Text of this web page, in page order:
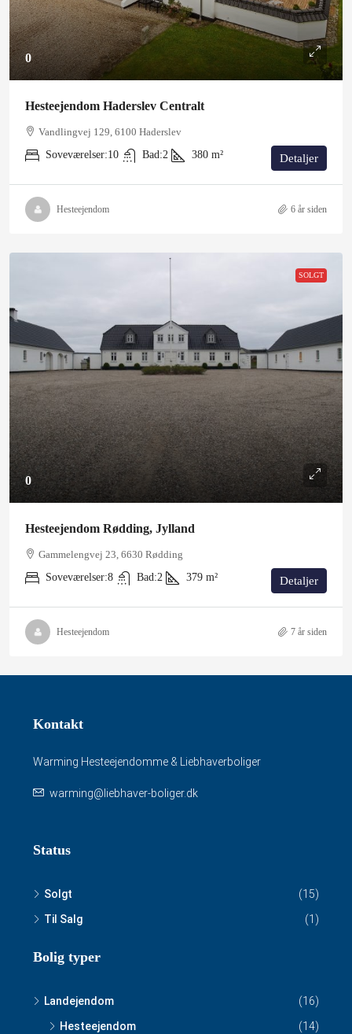
0
Hesteejendom Haderslev Centralt
Vandlingvej 129, 6100 Haderslev
Soveværelser:10 Bad:2 380 m² Detaljer
Hesteejendom 6 år siden
SOLGT
0
Hesteejendom Rødding, Jylland
Gammelengvej 23, 6630 Rødding
Soveværelser:8 Bad:2 379 m² Detaljer
Hesteejendom 7 år siden
Kontakt
Warming Hesteejendomme & Liebhaverboliger
warming@liebhaver-boliger.dk
Status
Solgt
(15)
Til Salg
(1)
Bolig typer
Landejendom
(16)
Hesteejendom
(14)